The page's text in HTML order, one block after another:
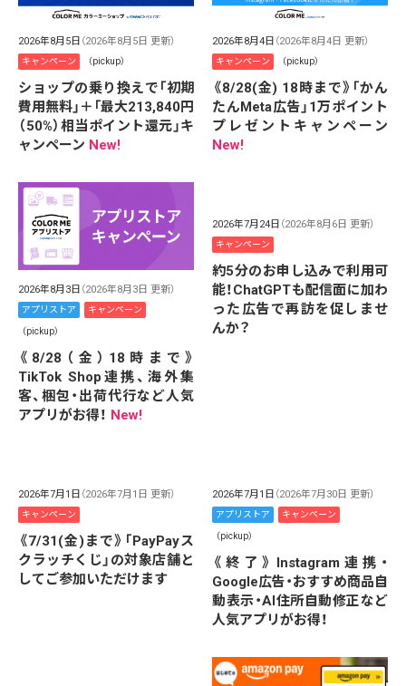
2026年8月5日 （2026年8月5日 更新）
キャンペーン （pickup）
ショップの乗り換えで「初期
費用無料」＋「最大213,840円
（50%）相当ポイント還元」キ
ャンペーン New!
2026年8月4日 （2026年8月4日 更新）
キャンペーン （pickup）
《8/28(金) 18時まで》「かん
たんMeta広告」1万ポイント
プレゼントキャンペーン
New!
2026年8月3日 （2026年8月3日 更新）
アプリストア キャンペーン
（pickup）
《8/28（金）18時まで》
TikTok Shop連携、海外集
客、梱包・出荷代行など人気
アプリがお得！ New!
2026年7月24日 （2026年8月6日 更新）
キャンペーン
約5分のお申し込みで利用可
能！ChatGPTも配信面に加わ
った広告で再訪を促しませ
んか？
2026年7月1日 （2026年7月1日 更新）
キャンペーン
《7/31(金)まで》「PayPayス
クラッチくじ」の対象店舗と
してご参加いただけます
2026年7月1日 （2026年7月30日 更新）
アプリストア キャンペーン
（pickup）
《終了》Instagram連携・
Google広告・おすすめ商品自
動表示・AI住所自動修正など
人気アプリがお得！